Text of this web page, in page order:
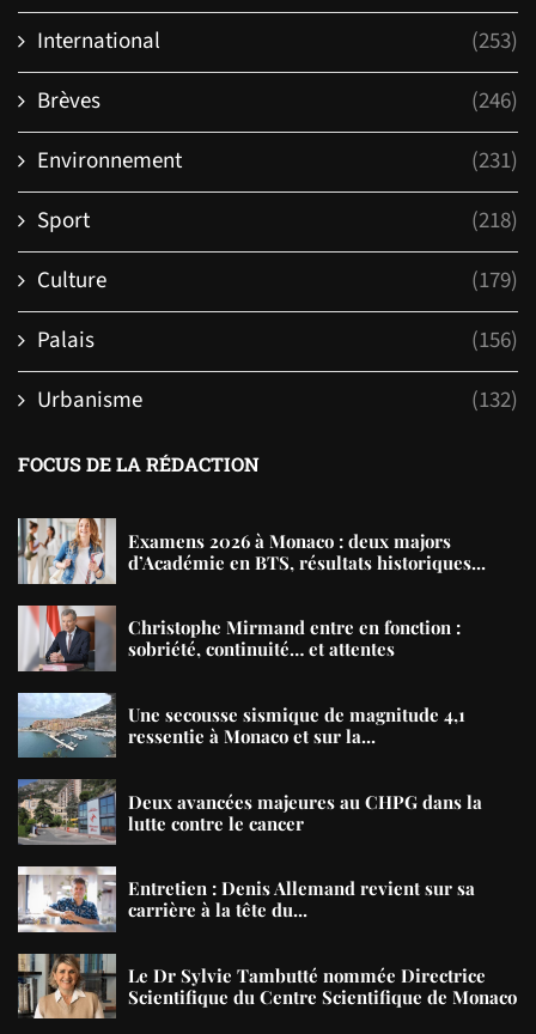
International
(253)
Brèves
(246)
Environnement
(231)
Sport
(218)
Culture
(179)
Palais
(156)
Urbanisme
(132)
FOCUS DE LA RÉDACTION
Examens 2026 à Monaco : deux majors
d’Académie en BTS, résultats historiques...
Christophe Mirmand entre en fonction :
sobriété, continuité… et attentes
Une secousse sismique de magnitude 4,1
ressentie à Monaco et sur la...
Deux avancées majeures au CHPG dans la
lutte contre le cancer
Entretien : Denis Allemand revient sur sa
carrière à la tête du...
Le Dr Sylvie Tambutté nommée Directrice
Scientifique du Centre Scientifique de Monaco